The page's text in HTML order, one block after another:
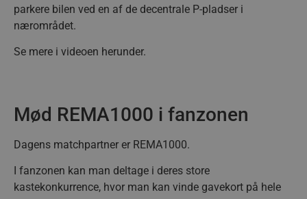
parkere bilen ved en af de decentrale P-pladser i
nærområdet.
Se mere i videoen herunder.
Mød REMA1000 i fanzonen
Dagens matchpartner er REMA1000.
I fanzonen kan man deltage i deres store
kastekonkurrence, hvor man kan vinde gavekort på hele